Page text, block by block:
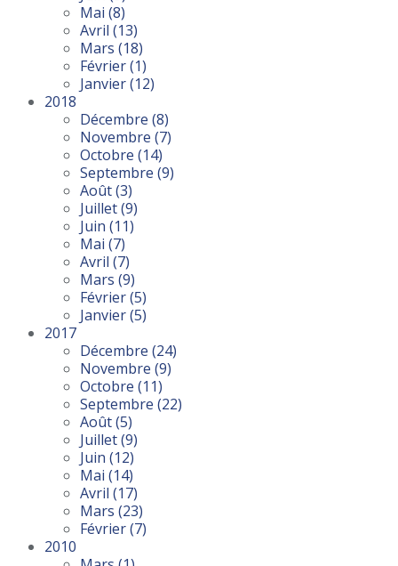
Mai (8)
Avril (13)
Mars (18)
Février(1)
Janvier(12)
2018
Décembre (8)
Novembre (7)
Octobre (14)
Septembre (9)
Août(3)
Juillet(9)
Juin (11)
Mai (7)
Avril (7)
Mars (9)
Février(5)
Janvier(5)
2017
Décembre (24)
Novembre (9)
Octobre (11)
Septembre (22)
Août(5)
Juillet(9)
Juin (12)
Mai (14)
Avril (17)
Mars (23)
Février(7)
2010